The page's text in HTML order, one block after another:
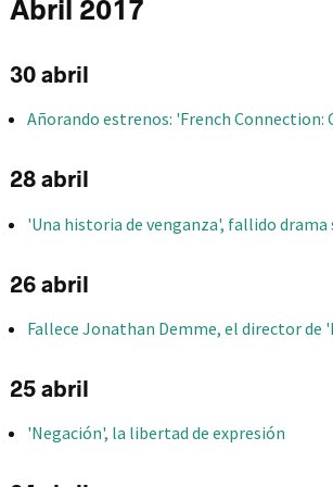
Abril 2017
30 abril
Añorando estrenos: 'French
28 abril
'Una historia de venganza', fallido drama
26 abril
Fallece Jonathan Demme, el director de
25 abril
'Negación', la libertad de expresión